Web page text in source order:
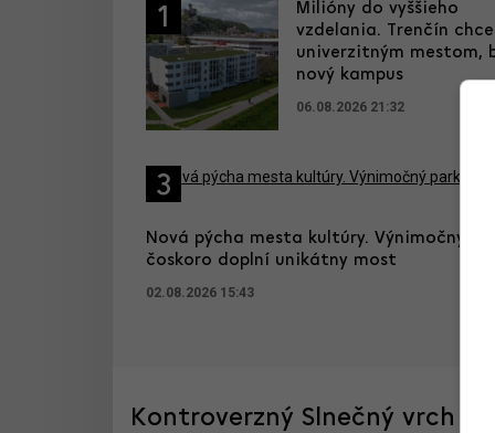
1
Milióny do vyššieho
vzdelania. Trenčín
univerzitným mestom,
nový kampus
06.08.2026 21:32
3
Nová pýcha mesta kultúry. Výnimočný
čoskoro doplní unikátny most
02.08.2026 15:43
Kontroverzný Slnečný vrch